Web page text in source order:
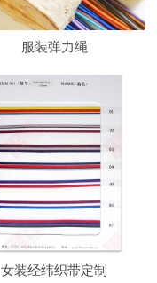
服装弹力绳
女装经纬织带定制